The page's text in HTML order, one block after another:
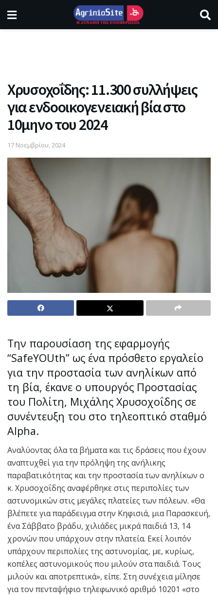
Χρυσοχοΐδης: 11.300 συλλήψεις
για ενδοοικογενειακή βία στο
10μηνο του 2024
17 Νοεμβρίου, 2024
Την παρουσίαση της εφαρμογής
“SafeYOUth” ως ένα πρόσθετο εργαλείο
για την προστασία των ανηλίκων από
τη βία, έκανε ο υπουργός Προστασίας
του Πολίτη, Μιχάλης Χρυσοχοΐδης σε
συνέντευξη του στο τηλεοπτικό σταθμό
Alpha.
Αναλύοντας όλα τα βήματα και τις δράσεις που έχουν
αναπτυχθεί για την πρόληψη της ανήλικης
παραβατικότητας και την προστασία των ανηλίκων ο
κ. Χρυσοχοΐδης αναφέρθηκε στις περιπολίες των
αστυνομικών στις μεγάλες πλατείες των πόλεων. «Θα
βλέπετε για παράδειγμα στην Κηφισιά, μια Παρασκευή,
ένα Σάββατο βράδυ, χιλιάδες μικρά παιδιά 13, 14
χρονών που υπάρχουν στην πλατεία. Εκεί λοιπόν
υπάρχουν περιπολίες της αστυνομίας, με, κυρίως,
κοπέλες αστυνομικούς που μιλούν στα παιδιά. Τους
μιλούν και αποτρεπτικά», είπε. Στη συνέχεια μίλησε
για τον πενταψήφιο τηλεφωνικό αριθμό 10201 «στο